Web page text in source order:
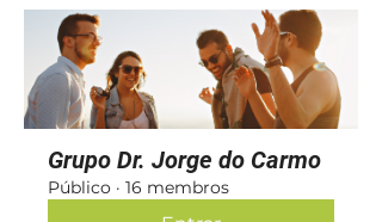
Grupo Dr. Jorge do Carmo
Público · 16 membros